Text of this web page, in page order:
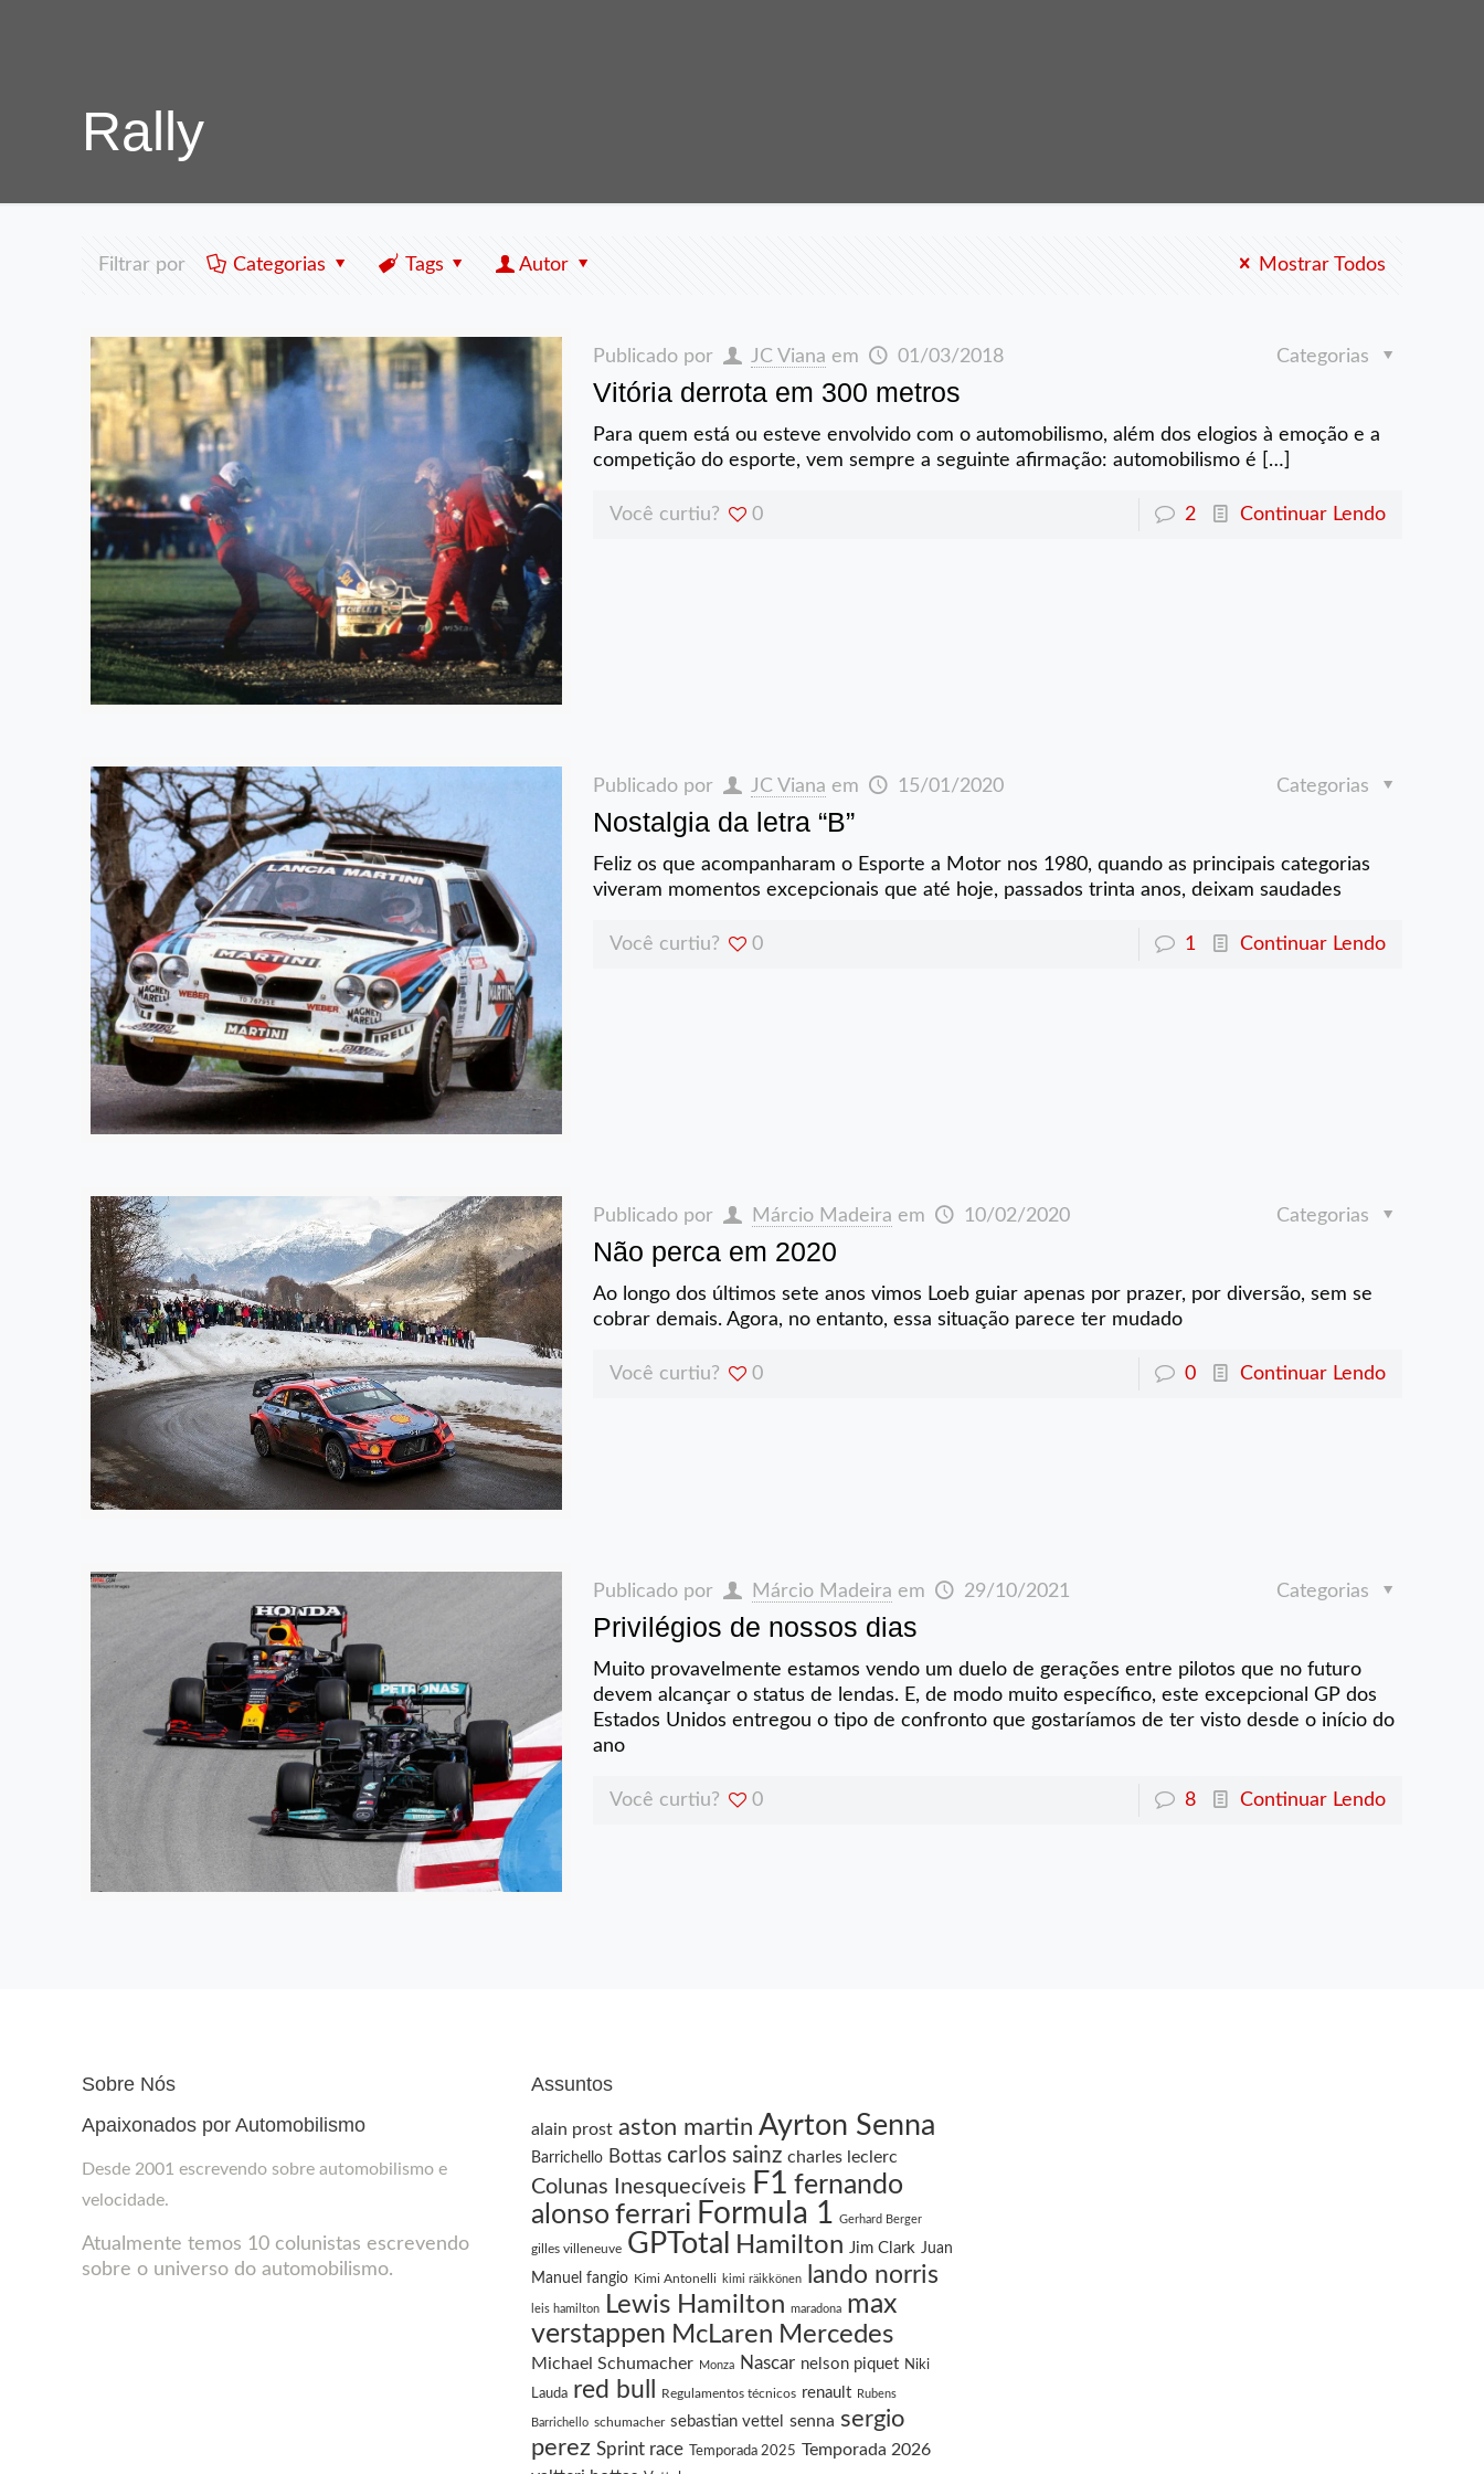
Rally
Filtrar por Categorias Tags Autor Mostrar Todos
Publicado por JC Viana em 01/03/2018 Categorias
Vitória derrota em 300 metros
Para quem está ou esteve envolvido com o automobilismo, além dos elogios à emoção e a
competição do esporte, vem sempre a seguinte afirmação: automobilismo é […]
Você curtiu? 0 2 Continuar Lendo
Publicado por JC Viana em 15/01/2020 Categorias
Nostalgia da letra “B”
Feliz os que acompanharam o Esporte a Motor nos 1980, quando as principais categorias
viveram momentos excepcionais que até hoje, passados trinta anos, deixam saudades
Você curtiu? 0 1 Continuar Lendo
Publicado por Márcio Madeira em 10/02/2020 Categorias
Não perca em 2020
Ao longo dos últimos sete anos vimos Loeb guiar apenas por prazer, por diversão, sem se
cobrar demais. Agora, no entanto, essa situação parece ter mudado
Você curtiu? 0 0 Continuar Lendo
Publicado por Márcio Madeira em 29/10/2021 Categorias
Privilégios de nossos dias
Muito provavelmente estamos vendo um duelo de gerações entre pilotos que no futuro
devem alcançar o status de lendas. E, de modo muito específico, este excepcional GP dos
Estados Unidos entregou o tipo de confronto que gostaríamos de ter visto desde o início do
ano
Você curtiu? 0 8 Continuar Lendo
Sobre Nós
Apaixonados por Automobilismo
Desde 2001 escrevendo sobre automobilismo e
velocidade.
Atualmente temos 10 colunistas escrevendo
sobre o universo do automobilismo.
Assuntos
alain prost aston martin Ayrton Senna
Barrichello Bottas carlos sainz charles leclerc
Colunas Inesquecíveis F1 fernando
alonso ferrari Formula 1 Gerhard Berger
gilles villeneuve GPTotal Hamilton Jim Clark Juan
Manuel fangio Kimi Antonelli kimi räikkönen lando norris
leis hamilton Lewis Hamilton maradona max
verstappen McLaren Mercedes
Michael Schumacher Monza Nascar nelson piquet Niki
Lauda red bull Regulamentos técnicos renault Rubens
Barrichello schumacher sebastian vettel senna sergio
perez Sprint race Temporada 2025 Temporada 2026